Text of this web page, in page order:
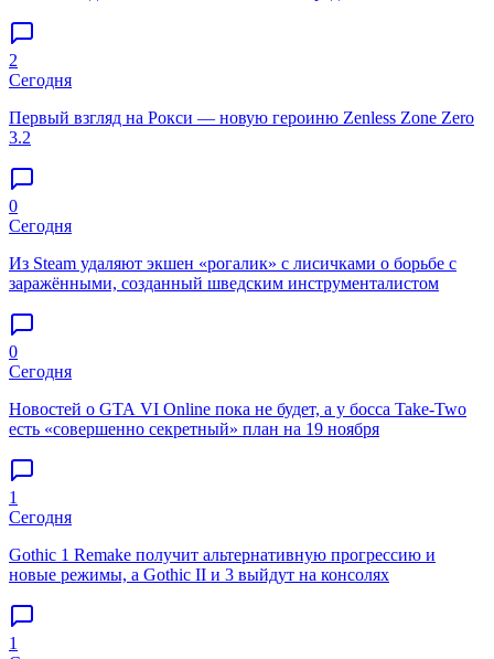
2
Сегодня
Первый взгляд на Рокси — новую героиню Zenless Zone Zero
3.2
0
Сегодня
Из Steam удаляют экшен «рогалик» с лисичками о борьбе с
заражёнными, созданный шведским инструменталистом
0
Сегодня
Новостей о GTA VI Online пока не будет, а у босса Take-Two
есть «совершенно секретный» план на 19 ноября
1
Сегодня
Gothic 1 Remake получит альтернативную прогрессию и
новые режимы, а Gothic II и 3 выйдут на консолях
1